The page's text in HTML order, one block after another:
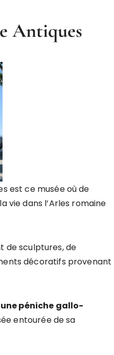
Antiques
est ce musée où de
vie dans l’Arles romaine
de sculptures, de
décoratifs provenant
une péniche gallo-
entourée de sa